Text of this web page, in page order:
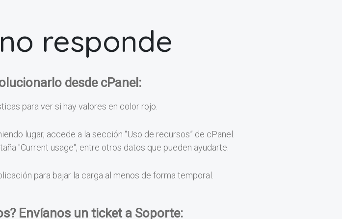
responde
desde cPanel:
para ver si hay valores en color rojo.
lugar, accede a la sección “Uso de recursos” de cPanel.
"Current usage", entre otros datos que pueden ayudarte.
para bajar la carga al menos de forma temporal.
Envíanos un ticket a Soporte: